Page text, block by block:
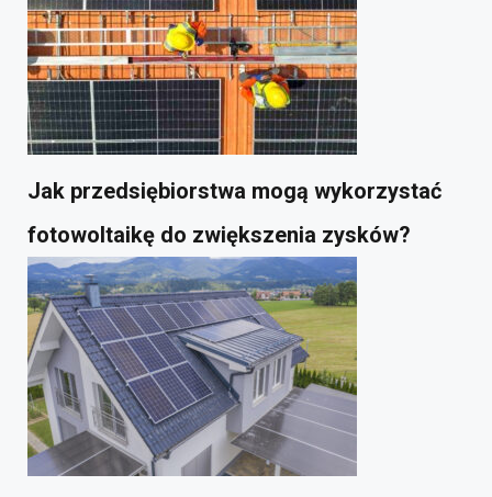
Jak przedsiębiorstwa mogą wykorzystać
fotowoltaikę do zwiększenia zysków?